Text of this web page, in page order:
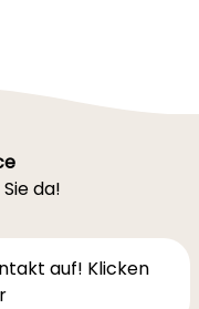
da!
auf! Klicken